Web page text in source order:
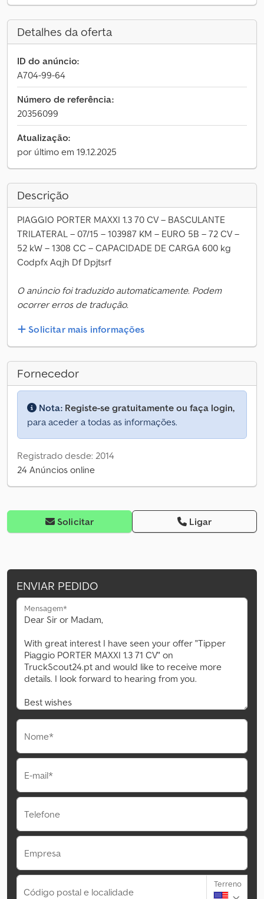
Detalhes da oferta
ID do anúncio:
A704-99-64
Número de referência:
20356099
Atualização:
por último em 19.12.2025
Descrição
PIAGGIO PORTER MAXXI 1.3 70 CV – BASCULANTE
TRILATERAL – 07/15 – 103987 KM – EURO 5B – 72 CV –
52 kW – 1308 CC – CAPACIDADE DE CARGA 600 kg
Codpfx Aqjh Df Dpjtsrf
O anúncio foi traduzido automaticamente. Podem
ocorrer erros de tradução.
Solicitar mais informações
Fornecedor
Nota: Registe-se gratuitamente ou faça login,
para aceder a todas as informações.
Registrado desde: 2014
24 Anúncios online
Solicitar Ligar
ENVIAR PEDIDO
Mensagem*
Nome*
E-mail*
Telefone
Empresa
Código postal e localidade
Terreno